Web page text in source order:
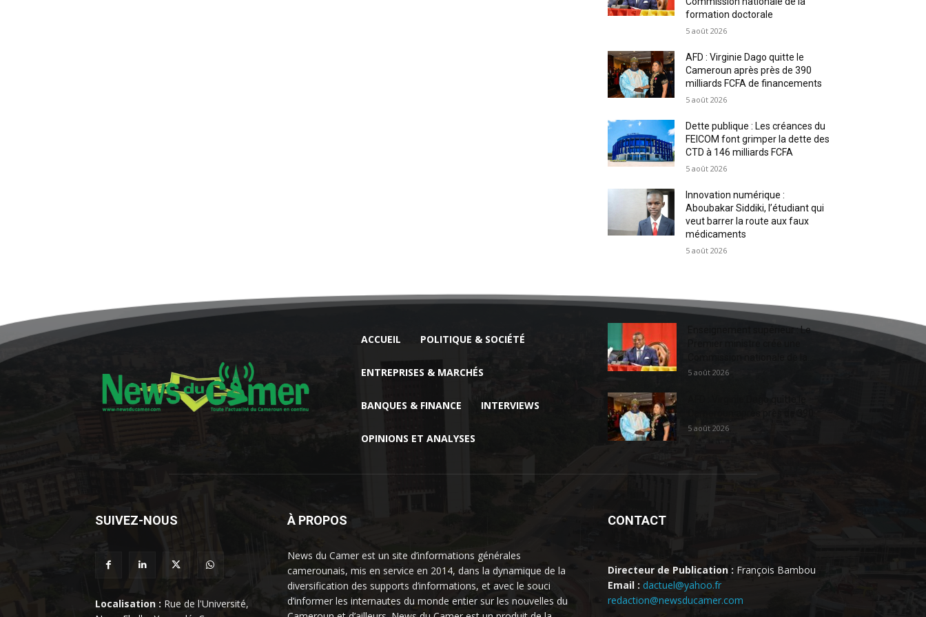
formation doctorale
5 août 2026
AFD : Virginie Dago quitte le
Cameroun après près de 390
milliards FCFA de financements
5 août 2026
Dette publique : Les créances du
FEICOM font grimper la dette des
CTD à 146 milliards FCFA
5 août 2026
Innovation numérique :
Aboubakar Siddiki, l’étudiant qui
veut barrer la route aux faux
médicaments
5 août 2026
ACCUEIL POLITIQUE & SOCIÉTÉ
ENTREPRISES & MARCHÉS
BANQUES & FINANCE INTERVIEWS
OPINIONS ET ANALYSES
Enseignement supérieur : Le
5 août 2026
5 août 2026
SUIVEZ-NOUS
Localisation : Rue de l'Université,
À PROPOS
News du Camer est un site d’informations générales
camerounais, mis en service en 2014, dans la dynamique de la
diversification des supports d’informations, et avec le souci
d’informer les internautes du monde entier sur les nouvelles du
CONTACT
Directeur de Publication : François Bambou
Email : dactuel@yahoo.fr
redaction@newsducamer.com